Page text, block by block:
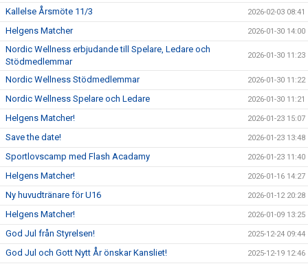
Kallelse Årsmöte 11/3 2026-02-03 08:41
Helgens Matcher 2026-01-30 14:00
Nordic Wellness erbjudande till Spelare, Ledare och
Stödmedlemmar
2026-01-30 11:23
Nordic Wellness Stödmedlemmar 2026-01-30 11:22
Nordic Wellness Spelare och Ledare 2026-01-30 11:21
Helgens Matcher! 2026-01-23 15:07
Save the date! 2026-01-23 13:48
Sportlovscamp med Flash Acadamy 2026-01-23 11:40
Helgens Matcher! 2026-01-16 14:27
Ny huvudtränare för U16 2026-01-12 20:28
Helgens Matcher! 2026-01-09 13:25
God Jul från Styrelsen! 2025-12-24 09:44
God Jul och Gott Nytt År önskar Kansliet! 2025-12-19 12:46